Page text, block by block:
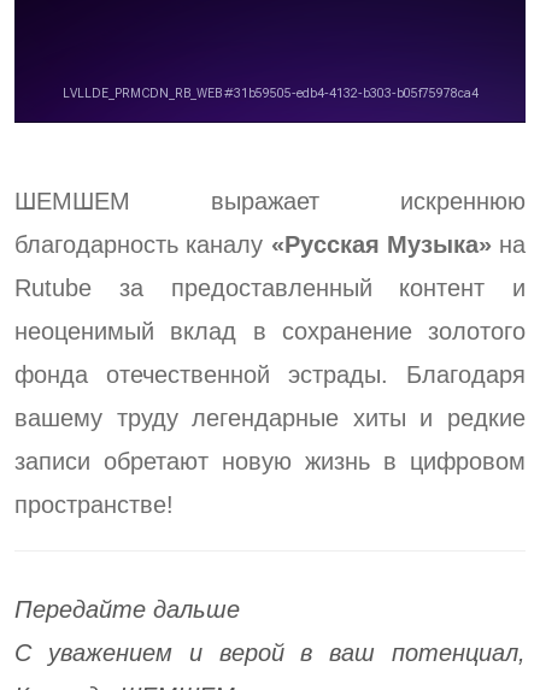
ШЕМШЕМ выражает искреннюю
благодарность каналу «Русская Музыка»на
Rutube за предоставленный контент и
неоценимый вклад в сохранение золотого
фонда отечественной эстрады. Благодаря
вашему труду легендарные хиты и редкие
записи обретают новую жизнь в цифровом
пространстве!
Передайте дальше
С уважением и верой в ваш потенциал,